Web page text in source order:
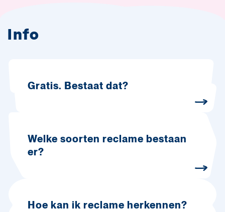
Info
Gratis. Bestaat dat?
Welke soorten reclame bestaan
er?
Hoe kan ik reclame herkennen?